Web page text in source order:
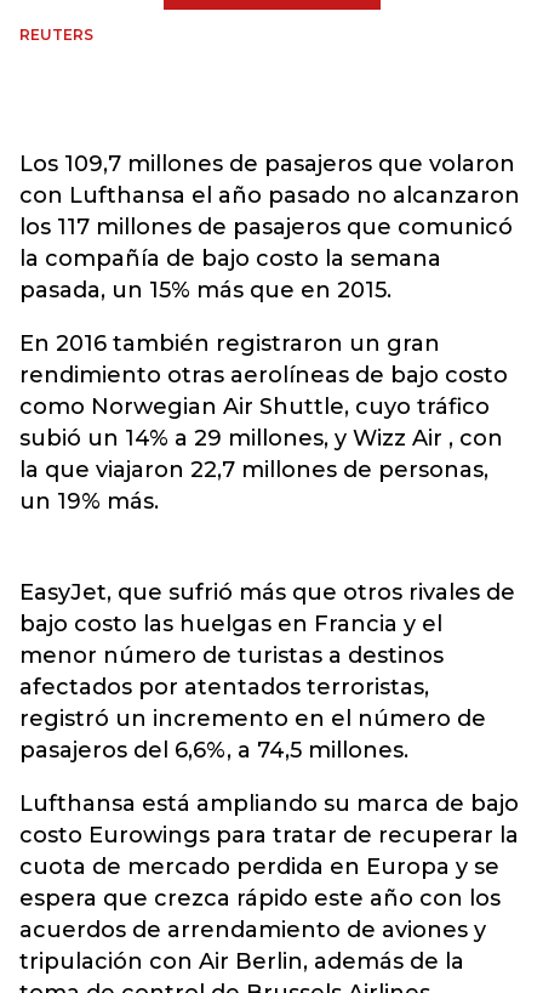
REUTERS
Los 109,7 millones de pasajeros que volaron
con Lufthansa el año pasado no alcanzaron
los 117 millones de pasajeros que comunicó
la compañía de bajo costo la semana
pasada, un 15% más que en 2015.
En 2016 también registraron un gran
rendimiento otras aerolíneas de bajo costo
como Norwegian Air Shuttle, cuyo tráfico
subió un 14% a 29 millones, y Wizz Air , con
la que viajaron 22,7 millones de personas,
un 19% más.
EasyJet, que sufrió más que otros rivales de
bajo costo las huelgas en Francia y el
menor número de turistas a destinos
afectados por atentados terroristas,
registró un incremento en el número de
pasajeros del 6,6%, a 74,5 millones.
Lufthansa está ampliando su marca de bajo
costo Eurowings para tratar de recuperar la
cuota de mercado perdida en Europa y se
espera que crezca rápido este año con los
acuerdos de arrendamiento de aviones y
tripulación con Air Berlin, además de la